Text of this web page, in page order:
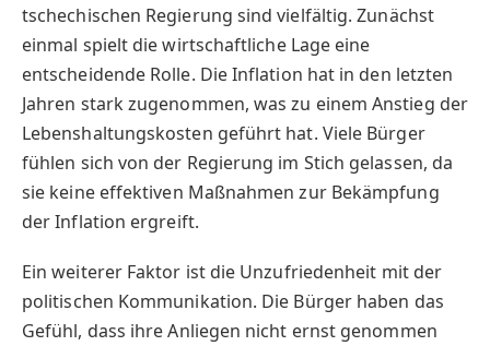
tschechischen Regierung sind vielfältig. Zunächst
einmal spielt die wirtschaftliche Lage eine
entscheidende Rolle. Die Inflation hat in den letzten
Jahren stark zugenommen, was zu einem Anstieg der
Lebenshaltungskosten geführt hat. Viele Bürger
fühlen sich von der Regierung im Stich gelassen, da
sie keine effektiven Maßnahmen zur Bekämpfung
der Inflation ergreift.
Ein weiterer Faktor ist die Unzufriedenheit mit der
politischen Kommunikation. Die Bürger haben das
Gefühl, dass ihre Anliegen nicht ernst genommen